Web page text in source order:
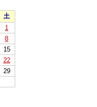
土
1
8
15
22
29